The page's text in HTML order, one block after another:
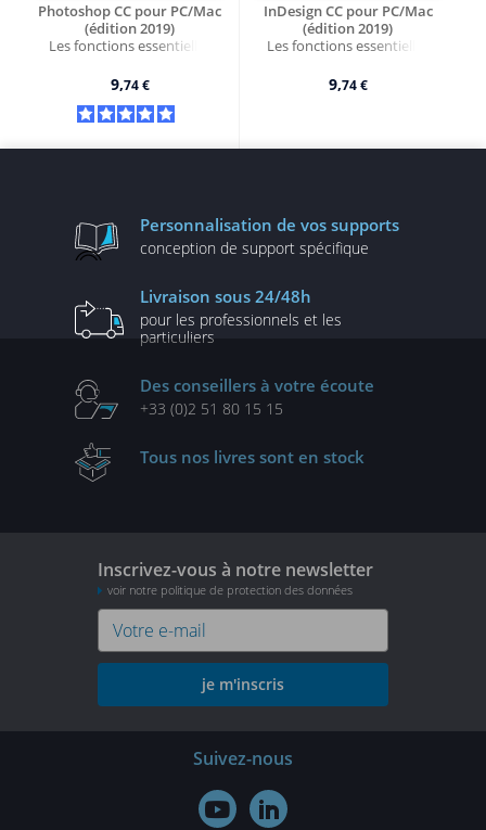
Photoshop CC pour PC/Mac
(édition 2019)
Les fonctions essentielles
9,74 €
InDesign CC pour PC/Mac
(édition 2019)
Les fonctions essentielles
9,74 €
Personnalisation de vos supports
conception de support spécifique
Livraison sous 24/48h
pour les professionnels et les
particuliers
Des conseillers à votre écoute
+33 (0)2 51 80 15 15
Tous nos livres sont en stock
Inscrivez-vous à notre newsletter
voir notre politique de protection des données
je m'inscris
Suivez-nous
 